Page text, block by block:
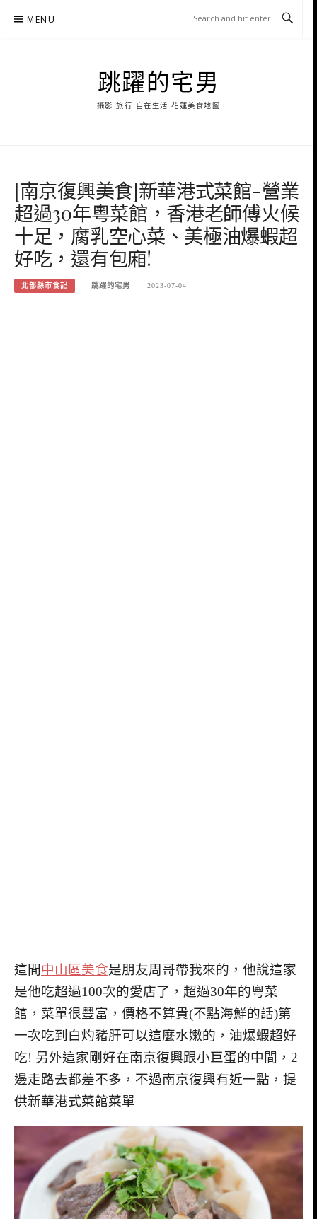
MENU
跳躍的宅男
攝影 旅行 自在生活 花蓮美食地圖
[南京復興美食]新華港式菜館-營業
超過30年粵菜館，香港老師傅火候
十足，腐乳空心菜、美極油爆蝦超
好吃，還有包廂!
北部縣市食記 跳躍的宅男 2023-07-04
這間中山區美食是朋友周哥帶我來的，他說這家
是他吃超過100次的愛店了，超過30年的粵菜
館，菜單很豐富，價格不算貴(不點海鮮的話)第
一次吃到白灼豬肝可以這麼水嫩的，油爆蝦超好
吃! 另外這家剛好在南京復興跟小巨蛋的中間，2
邊走路去都差不多，不過南京復興有近一點，提
供新華港式菜館菜單